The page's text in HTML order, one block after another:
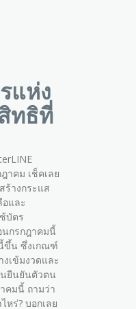
แห่ง
ทธิที่
าคม เช็คเลย
ร้างกระแส
อและ
บัตร
นกรกฎาคมนี้
ขึ้น ซึ่งเกณฑ์
เข้มงวดและ
นยืนยันตัวตน
คมนี้ ถามว่า
หร่? บอกเลย